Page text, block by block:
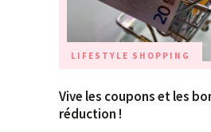
LIFESTYLE SHOPPING
Vive les coupons et les
réduction !